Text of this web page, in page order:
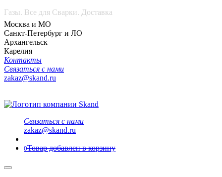
Газы. Все для Сварки. Доставка
Москва и МО
Санкт-Петербург и ЛО
Архангельск
Карелия
Контакты
Связаться с нами
zakaz@skand.ru
Связаться с нами
zakaz@skand.ru
0Товар добавлен в корзину